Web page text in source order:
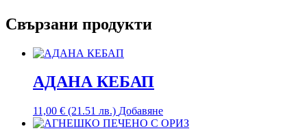
Свързани продукти
АДАНА КЕБАП
11,00 € (21.51 лв.) Добавяне